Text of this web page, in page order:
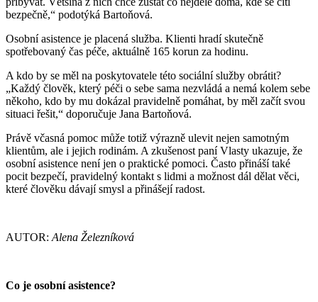
bezpečně,“ podotýká Bartoňová.
Osobní asistence je placená služba. Klienti hradí skutečně
spotřebovaný čas péče, aktuálně 165 korun za hodinu.
A kdo by se měl na poskytovatele této sociální služby obrátit?
„Každý člověk, který péči o sebe sama nezvládá a nemá kolem sebe
někoho, kdo by mu dokázal pravidelně pomáhat, by měl začít svou
situaci řešit,“ doporučuje Jana Bartoňová.
Právě včasná pomoc může totiž výrazně ulevit nejen samotným
klientům, ale i jejich rodinám. A zkušenost paní Vlasty ukazuje, že
osobní asistence není jen o praktické pomoci. Často přináší také
pocit bezpečí, pravidelný kontakt s lidmi a možnost dál dělat věci,
které člověku dávají smysl a přinášejí radost.
AUTOR: Alena Železníková
Co je osobní asistence?